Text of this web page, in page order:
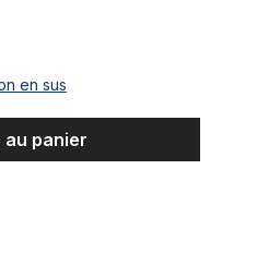
en sus
panier
pneu sac nylon beige crème